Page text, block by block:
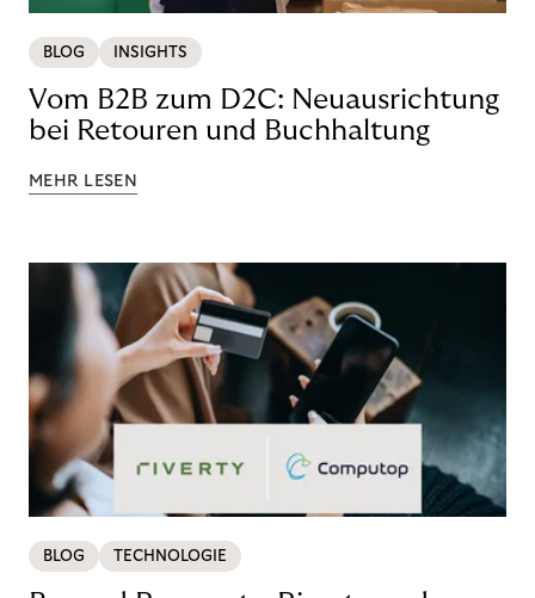
BLOG INSIGHTS
Vom B2B zum D2C: Neuausrichtung
bei Retouren und Buchhaltung
MEHR LESEN
BLOG TECHNOLOGIE